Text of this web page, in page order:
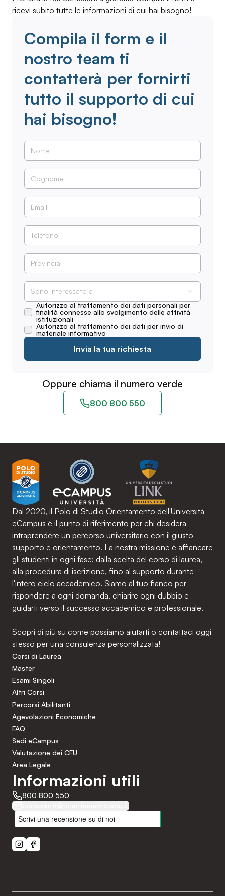
ricevi subito tutte le informazioni di cui hai bisogno!
Compila il form e il
nostro team ti
contatterà per fornirti
tutto il supporto di cui
hai bisogno!
Sono interessato a
Autorizzo al trattamento dei dati personali per
finalità connesse allo svolgimento delle attività
istituzionali
Autorizzo al trattamento dei dati per invio di
materiale informativo
Invia la tua richiesta
Oppure chiama il numero verde
800 800 550
Dal 2020, il Polo di Studio Orientamento dell'Università
eCampus è il punto di riferimento per chi desidera
intraprendere un percorso universitario con il giusto
supporto e orientamento. La nostra missione è affiancare
gli studenti in ogni fase: dalla scelta del corso di laurea,
alla procedura di iscrizione, fino al supporto durante
l'intero ciclo accademico. Siamo al tuo fianco per
rispondere a ogni domanda, chiarire ogni dubbio e
guidarti verso il successo accademico e professionale.
Scopri di più su come possiamo aiutarti o contattaci oggi
stesso per una consulenza personalizzata!
Corsi di Laurea
Master
Esami Singoli
Altri Corsi
Percorsi Abilitanti
Agevolazioni Economiche
FAQ
Sedi eCampus
Valutazione dei CFU
Area Legale
Informazioni utili
800 800 550
consulenti@orientamento.edu.it